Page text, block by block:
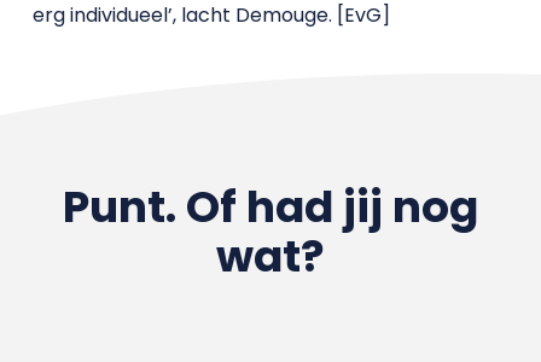
erg individueel’, lacht Demouge. [EvG]
Punt. Of had jij nog
wat?